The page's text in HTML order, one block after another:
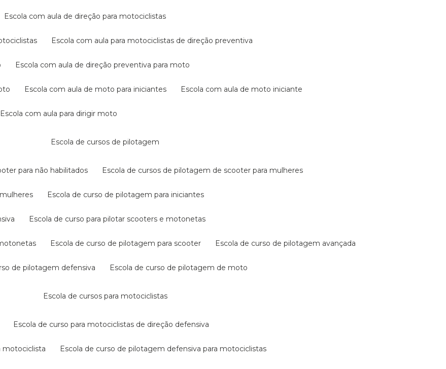
escola com aula de direção para motociclistas
escola com aula para motociclistas de direção preventiva
escola com aula de direção preventiva para moto
escola com aula de moto para iniciantes escola com aula de moto iniciante
escola com aula para dirigir moto
escola de cursos de pilotagem
para não habilitados escola de cursos de pilotagem de scooter para mulheres
escola de curso de pilotagem para iniciantes
escola de curso para pilotar scooters e motonetas
escola de curso de pilotagem para scooter escola de curso de pilotagem avançada
de pilotagem defensiva escola de curso de pilotagem de moto
escola de cursos para motociclistas
escola de curso para motociclistas de direção defensiva
motociclista escola de curso de pilotagem defensiva para motociclistas